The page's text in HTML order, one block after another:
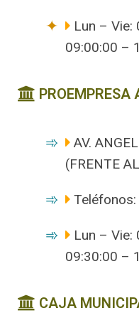
Lun – Vie:
09:00:00 –
PROEMPRESA
AV.
(FRENTE
Lun – Vie:
09:30:00 –
CAJA